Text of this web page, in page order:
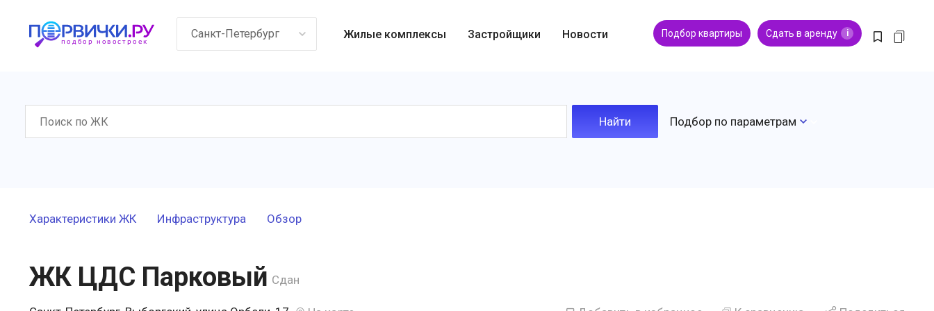
Санкт-Петербург Жилые комплексы Застройщики Новости Подбор квартиры Сдать в аренду i
Подбор по параметрам
Характеристики ЖК Инфраструктура Обзор
ЖК ЦДС Парковый Сдан